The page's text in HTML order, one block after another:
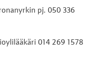
pj. 050 336
014 269 1578